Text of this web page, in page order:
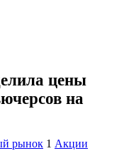
цены
на
рынок 1 Акции